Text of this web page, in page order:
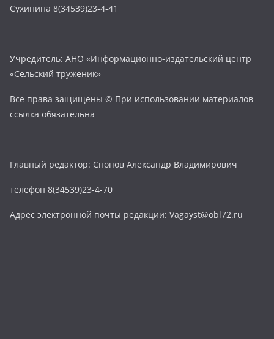
Сухинина 8(34539)23-4-41
Учредитель: АНО «Информационно-издательский центр
«Сельский труженик»
Все права защищены © При использовании материалов
ссылка обязательна
Главный редактор: Снопов Александр Владимирович
телефон 8(34539)23-4-70
Адрес электронной почты редакции: Vagayst@obl72.ru